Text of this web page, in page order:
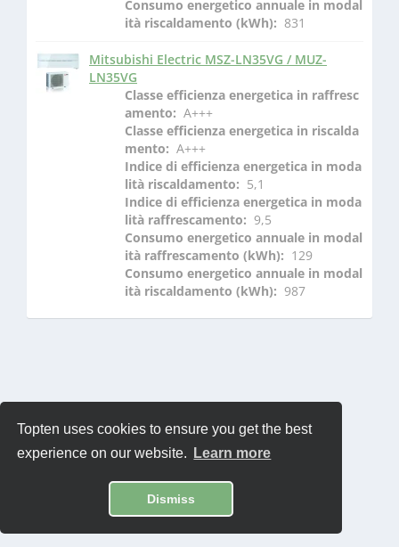
Topten uses cookies to ensure you get the best
experience on our website.
Learn more
Dismiss
Consumo energetico annuale in modal
ità riscaldamento (kWh): 831
Mitsubishi Electric MSZ-LN35VG / MUZ-
LN35VG
Classe efficienza energetica in raffresc
amento: A+++
Classe efficienza energetica in riscalda
mento: A+++
Indice di efficienza energetica in moda
lità riscaldamento: 5,1
Indice di efficienza energetica in moda
lità raffrescamento: 9,5
Consumo energetico annuale in modal
ità raffrescamento (kWh): 129
Consumo energetico annuale in modal
ità riscaldamento (kWh): 987